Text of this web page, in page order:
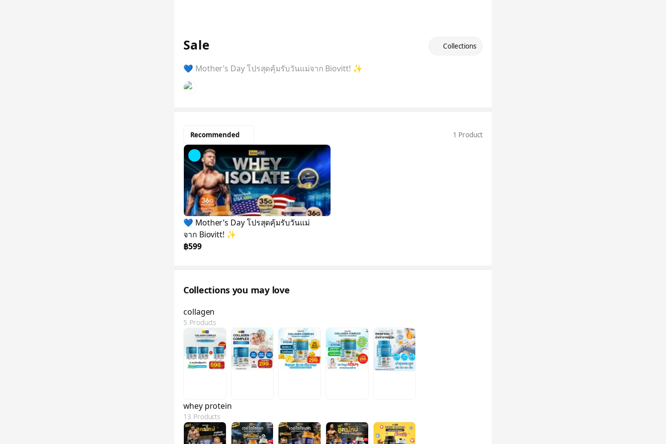
Sale Collections
💙 Mother’s Day โปรสุดคุ้มรับวันแม่จาก Biovitt! ✨
Recommended 1 Product
💙 Mother’s Day โปรสุดคุ้มรับวันแม่
จาก Biovitt! ✨
฿599
Collections you may love
collagen
5 Products
whey protein
13 Products